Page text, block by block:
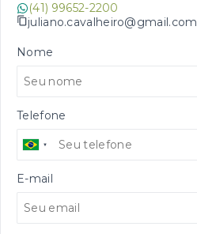
(41) 99652-2200
juliano.cavalheiro@gmail.com
Nome
Telefone
E-mail